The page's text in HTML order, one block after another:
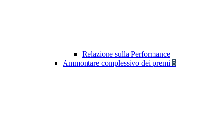
Relazione sulla Performance
Ammontare complessivo dei premi 5